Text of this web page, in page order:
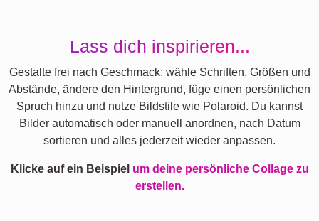
Lass dich inspirieren...
Gestalte frei nach Geschmack: wähle Schriften, Größen und
Abstände, ändere den Hintergrund, füge einen persönlichen
Spruch hinzu und nutze Bildstile wie Polaroid. Du kannst
Bilder automatisch oder manuell anordnen, nach Datum
sortieren und alles jederzeit wieder anpassen.
Klicke auf ein Beispiel um deine persönliche Collage zu
erstellen.